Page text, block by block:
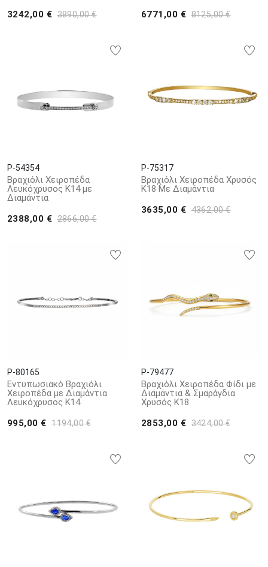
3242,00 € 3890,00 € 6771,00 € 8125,00 €
P-54354
Βραχιόλι Χειροπέδα
Λευκόχρυσος Κ14 με
Διαμάντια
2388,00 € 2866,00 €
P-75317
Βραχιόλι Χειροπέδα Χρυσός
Κ18 Με Διαμάντια
3635,00 € 4362,00 €
P-80165
Εντυπωσιακό Βραχιόλι
Χειροπέδα με Διαμάντια
Λευκόχρυσος K14
995,00 € 1194,00 €
P-79477
Βραχιόλι Χειροπέδα Φίδι με
Διαμάντια & Σμαράγδια
Χρυσός Κ18
2853,00 € 3424,00 €